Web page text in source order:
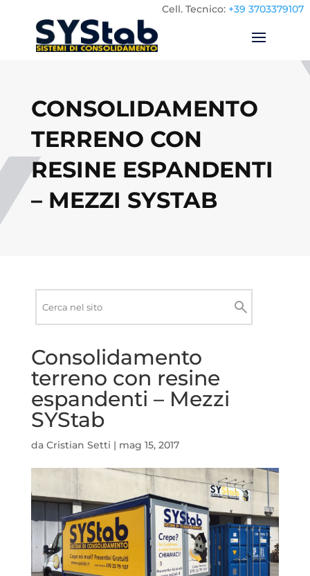
Cell. Tecnico: +39 3703379107
CONSOLIDAMENTO
TERRENO CON
RESINE ESPANDENTI
– MEZZI SYSTAB
sito
Cerca
Consolidamento
terreno con resine
espandenti – Mezzi
SYStab
da Cristian Setti | mag 15, 2017